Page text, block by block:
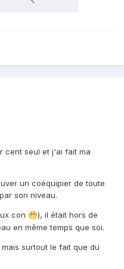
cent seul et j'ai fait ma
un coéquipier de toute
son niveau.
con 😁), il était hors de
en même temps que soi.
surtout le fait que du